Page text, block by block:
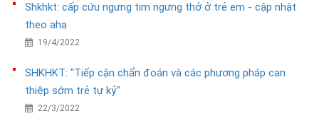
Shkhkt: cấp cứu ngưng tim ngưng thở ở trẻ em - cập nhật
theo aha
19/4/2022
SHKHKT: "Tiếp cận chẩn đoán và các phương pháp can
thiệp sớm trẻ tự kỷ"
22/3/2022